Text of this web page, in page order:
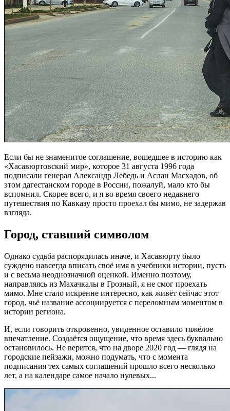
Если бы не знаменитое соглашение, вошедшее в историю как
«Хасавюртовский мир», которое 31 августа 1996 года
подписали генерал Александр Лебедь и Аслан Масхадов, об
этом дагестанском городе в России, пожалуй, мало кто бы
вспомнил. Скорее всего, и я во время своего недавнего
путешествия по Кавказу просто проехал бы мимо, не задержав
взгляда.
Город, ставший символом
Однако судьба распорядилась иначе, и Хасавюрту было
суждено навсегда вписать своё имя в учебники истории, пусть
и с весьма неоднозначной оценкой. Именно поэтому,
направляясь из Махачкалы в Грозный, я не смог проехать
мимо. Мне стало искренне интересно, как живёт сейчас этот
город, чьё название ассоциируется с переломным моментом в
истории региона.
И, если говорить откровенно, увиденное оставило тяжёлое
впечатление. Создаётся ощущение, что время здесь буквально
остановилось. Не верится, что на дворе 2020 год — глядя на
городские пейзажи, можно подумать, что с момента
подписания тех самых соглашений прошло всего несколько
лет, а на календаре самое начало нулевых...